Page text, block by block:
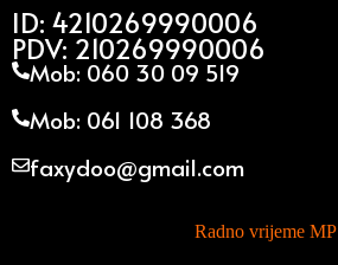
ID: 4210269990006
PDV: 210269990006
Mob: 060 30 09 519
Mob: 061 108 368
faxydoo@gmail.com
Radno vrijeme MP